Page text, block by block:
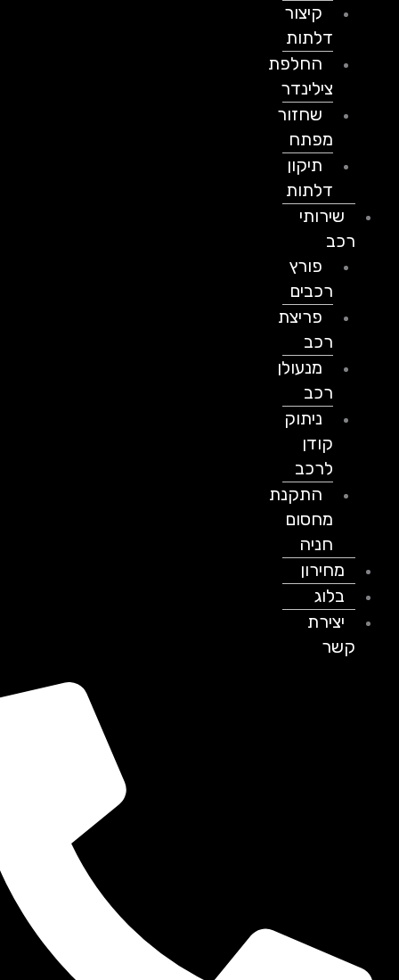
קיצור
דלתות
החלפת
צילינדר
שחזור
מפתח
תיקון
דלתות
שירותי
פורץ
רכבים
פריצת
מנעולן
ניתוק
לרכב
התקנת
מחסום
חניה
מחירון
בלוג
יצירת
קשר